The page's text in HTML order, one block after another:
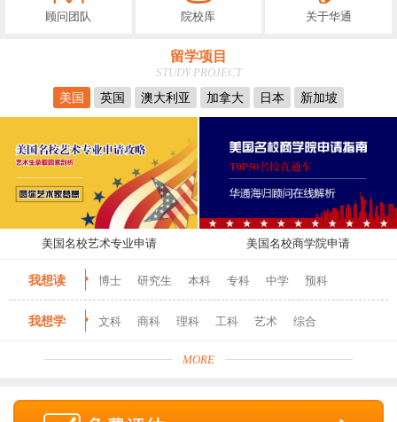
顾问团队 院校库 关于华通
留学项目
STUDY PROJECT
美国
英国 澳大利亚 加拿大 日本 新加坡
美国名校艺术专业申请 美国名校商学院申请
我想读 博士 研究生 本科 专科 中学 预科
我想学 文科 商科 理科 工科 艺术 综合
MORE